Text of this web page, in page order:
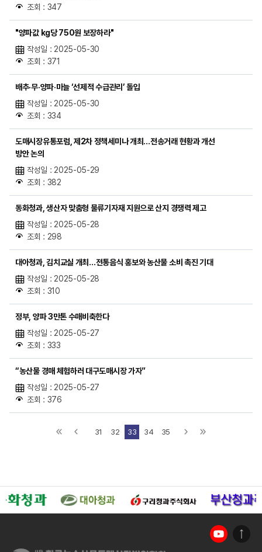
조회 : 347
"양파값 kg당 750원 보장하라"
작성일 : 2025-05-30
조회 : 371
배추·무·양파·마늘 ‘선제적 수급관리’ 돌입
작성일 : 2025-05-30
조회 : 334
도매시장유통포럼, 제2차 정책세미나 개최…전송거래 현황과 개선
방안 논의
작성일 : 2025-05-29
조회 : 382
동화청과, 생산자 맞춤형 물류기자재 지원으로 산지 경쟁력 제고
작성일 : 2025-05-28
조회 : 298
대아청과, 김치교실 개최…전통음식 홍보와 농산물 소비 촉진 기대
작성일 : 2025-05-28
조회 : 310
정부, 양파 3만톤 수매비축한다
작성일 : 2025-05-27
조회 : 333
“농산물 경매 체험하러 대구도매시장 가자”
작성일 : 2025-05-27
조회 : 376
31 32 33 34 35